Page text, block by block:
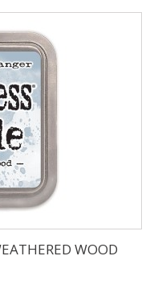
WOOD